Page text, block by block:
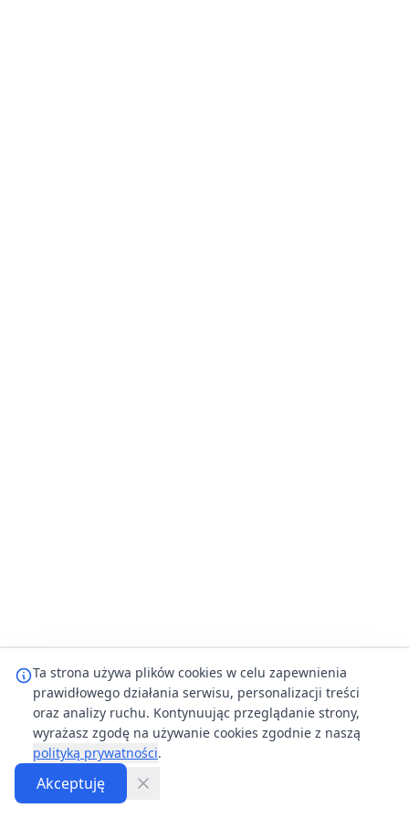
Ta strona używa plików cookies w celu zapewnienia
prawidłowego działania serwisu, personalizacji treści
oraz analizy ruchu. Kontynuując przeglądanie strony,
wyrażasz zgodę na używanie cookies zgodnie z naszą
polityką prywatności.
Akceptuję